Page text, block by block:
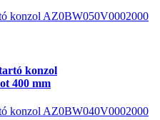
konzol AZ0BW050V0002000
konzol
400 mm
konzol AZ0BW040V0002000